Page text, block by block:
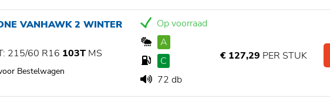
VANHAWK 2 WINTER
215/60 R16 103T MS
Bestelwagen
Op voorraad
A
C
72 db
€ 127,29 PER STUK